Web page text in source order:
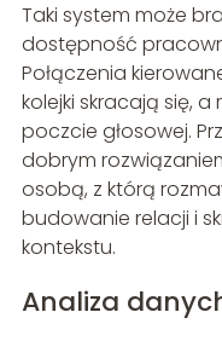
Taki system może
dostępność
Połączenia
kolejki skracają się,
poczcie głosowej.
dobrym
osobą, z którą
budowanie relacji i
kontekstu.
Analiza